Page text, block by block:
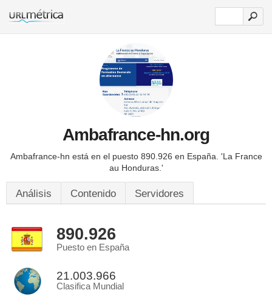
Ambafrance-hn.org
Ambafrance-hn está en el puesto 890.926 en España. 'La France
au Honduras.'
Análisis Contenido Servidores
890.926
Puesto en España
21.003.966
Clasifica Mundial